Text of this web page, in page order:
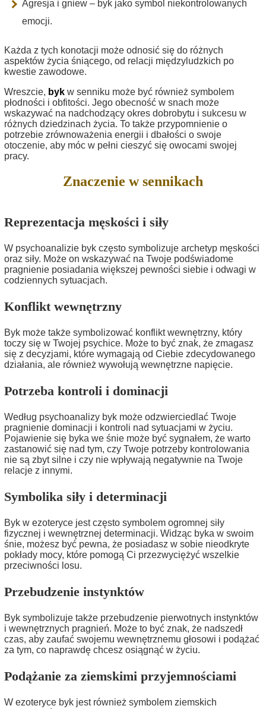
Agresja i gniew – byk jako symbol niekontrolowanych
emocji.
Każda z tych konotacji może odnosić się do różnych
aspektów życia śniącego, od relacji międzyludzkich po
kwestie zawodowe.
Wreszcie, byk w senniku może być również symbolem
płodności i obfitości. Jego obecność w snach może
wskazywać na nadchodzący okres dobrobytu i sukcesu w
różnych dziedzinach życia. To także przypomnienie o
potrzebie zrównoważenia energii i dbałości o swoje
otoczenie, aby móc w pełni cieszyć się owocami swojej
pracy.
Znaczenie w sennikach
Reprezentacja męskości i siły
W psychoanalizie byk często symbolizuje archetyp męskości
oraz siły. Może on wskazywać na Twoje podświadome
pragnienie posiadania większej pewności siebie i odwagi w
codziennych sytuacjach.
Konflikt wewnętrzny
Byk może także symbolizować konflikt wewnętrzny, który
toczy się w Twojej psychice. Może to być znak, że zmagasz
się z decyzjami, które wymagają od Ciebie zdecydowanego
działania, ale również wywołują wewnętrzne napięcie.
Potrzeba kontroli i dominacji
Według psychoanalizy byk może odzwierciedlać Twoje
pragnienie dominacji i kontroli nad sytuacjami w życiu.
Pojawienie się byka we śnie może być sygnałem, że warto
zastanowić się nad tym, czy Twoje potrzeby kontrolowania
nie są zbyt silne i czy nie wpływają negatywnie na Twoje
relacje z innymi.
Symbolika siły i determinacji
Byk w ezoteryce jest często symbolem ogromnej siły
fizycznej i wewnętrznej determinacji. Widząc byka w swoim
śnie, możesz być pewna, że posiadasz w sobie nieodkryte
pokłady mocy, które pomogą Ci przezwyciężyć wszelkie
przeciwności losu.
Przebudzenie instynktów
Byk symbolizuje także przebudzenie pierwotnych instynktów
i wewnętrznych pragnień. Może to być znak, że nadszedł
czas, aby zaufać swojemu wewnętrznemu głosowi i podążać
za tym, co naprawdę chcesz osiągnąć w życiu.
Podążanie za ziemskimi przyjemnościami
W ezoteryce byk jest również symbolem ziemskich